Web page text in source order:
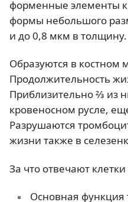
форменные элементы
формы небольшого
и до 0,8 мкм в толщину.
Образуются в костном
Продолжительность
Приблизительно ⅔ из
кровеносном русле,
Разрушаются
жизни также в
За что отвечают
Основная